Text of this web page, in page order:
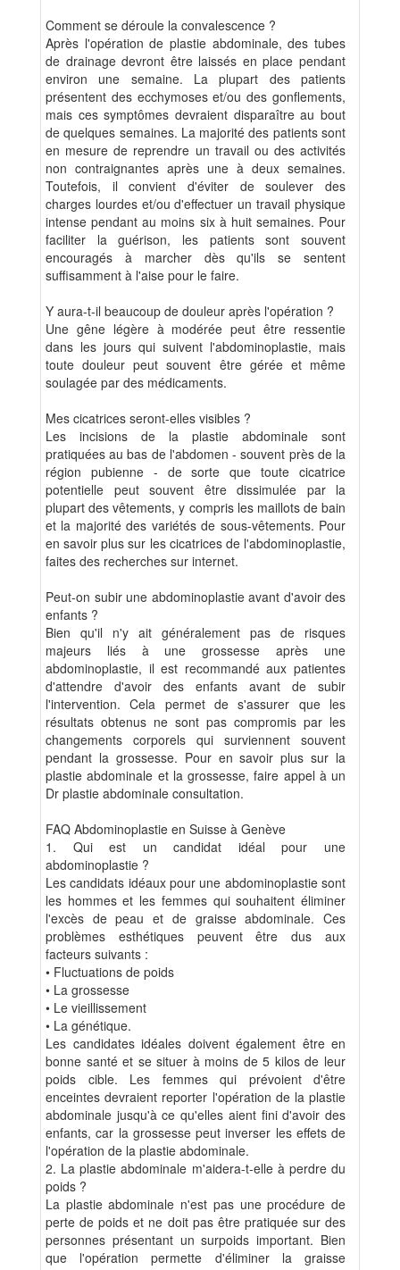
Comment se déroule la convalescence ?
Après l'opération de plastie abdominale, des tubes
de drainage devront être laissés en place pendant
environ une semaine. La plupart des patients
présentent des ecchymoses et/ou des gonflements,
mais ces symptômes devraient disparaître au bout
de quelques semaines. La majorité des patients sont
en mesure de reprendre un travail ou des activités
non contraignantes après une à deux semaines.
Toutefois, il convient d'éviter de soulever des
charges lourdes et/ou d'effectuer un travail physique
intense pendant au moins six à huit semaines. Pour
faciliter la guérison, les patients sont souvent
encouragés à marcher dès qu'ils se sentent
suffisamment à l'aise pour le faire.
Y aura-t-il beaucoup de douleur après l'opération ?
Une gêne légère à modérée peut être ressentie
dans les jours qui suivent l'abdominoplastie, mais
toute douleur peut souvent être gérée et même
soulagée par des médicaments.
Mes cicatrices seront-elles visibles ?
Les incisions de la plastie abdominale sont
pratiquées au bas de l'abdomen - souvent près de la
région pubienne - de sorte que toute cicatrice
potentielle peut souvent être dissimulée par la
plupart des vêtements, y compris les maillots de bain
et la majorité des variétés de sous-vêtements. Pour
en savoir plus sur les cicatrices de l'abdominoplastie,
faites des recherches sur internet.
Peut-on subir une abdominoplastie avant d'avoir des
enfants ?
Bien qu'il n'y ait généralement pas de risques
majeurs liés à une grossesse après une
abdominoplastie, il est recommandé aux patientes
d'attendre d'avoir des enfants avant de subir
l'intervention. Cela permet de s'assurer que les
résultats obtenus ne sont pas compromis par les
changements corporels qui surviennent souvent
pendant la grossesse. Pour en savoir plus sur la
plastie abdominale et la grossesse, faire appel à un
Dr plastie abdominale consultation.
FAQ Abdominoplastie en Suisse à Genève
1. Qui est un candidat idéal pour une
abdominoplastie ?
Les candidats idéaux pour une abdominoplastie sont
les hommes et les femmes qui souhaitent éliminer
l'excès de peau et de graisse abdominale. Ces
problèmes esthétiques peuvent être dus aux
facteurs suivants :
• Fluctuations de poids
• La grossesse
• Le vieillissement
• La génétique.
Les candidates idéales doivent également être en
bonne santé et se situer à moins de 5 kilos de leur
poids cible. Les femmes qui prévoient d'être
enceintes devraient reporter l'opération de la plastie
abdominale jusqu'à ce qu'elles aient fini d'avoir des
enfants, car la grossesse peut inverser les effets de
l'opération de la plastie abdominale.
2. La plastie abdominale m'aidera-t-elle à perdre du
poids ?
La plastie abdominale n'est pas une procédure de
perte de poids et ne doit pas être pratiquée sur des
personnes présentant un surpoids important. Bien
que l'opération permette d'éliminer la graisse